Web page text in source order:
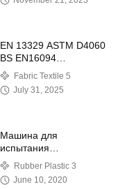
обнаружения металла
EN 13329 ASTM D4060
BS EN16094
Мартиндейл
абразионный тестер
для деревянных полов
Fabric Textile 5
July 31, 2025
Машина для
испытания
презервативов на
разрыв
Rubber Plastic 3
June 10, 2020